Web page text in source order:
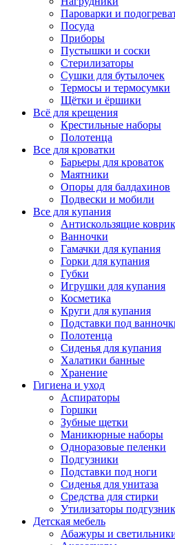
Пароварки и
Посуда
Приборы
Пустышки и соски
Стерилизаторы
Сушки для бутылочек
Термосы и термосумки
Щётки и ёршики
Всё для крещения
Крестильные наборы
Полотенца
Все для кроватки
Барьеры для кроваток
Маятники
Опоры для балдахинов
Подвески и мобили
Все для купания
Антискользящие
Ванночки
Гамачки для купания
Горки для купания
Губки
Игрушки для купания
Косметика
Круги для купания
Подставки под
Полотенца
Сиденья для купания
Халатики банные
Хранение
Гигиена и уход
Аспираторы
Горшки
Зубные щетки
Маникюрные наборы
Одноразовые пеленки
Подгузники
Подставки под ноги
Сиденья для унитаза
Средства для стирки
Утилизаторы
Детская мебель
Абажуры и